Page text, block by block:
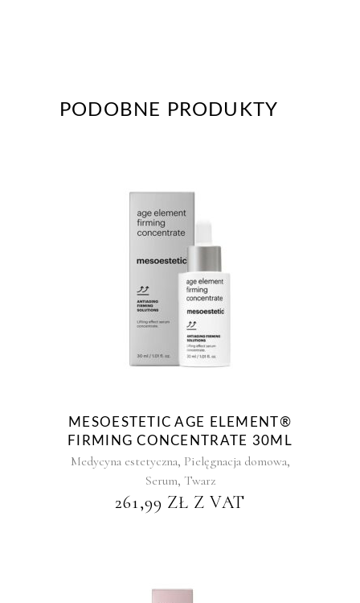
PODOBNE PRODUKTY
MESOESTETIC AGE ELEMENT®
FIRMING CONCENTRATE 30ML
Medycyna estetyczna, Pielęgnacja domowa,
Serum, Twarz
261,99 ZŁ Z VAT